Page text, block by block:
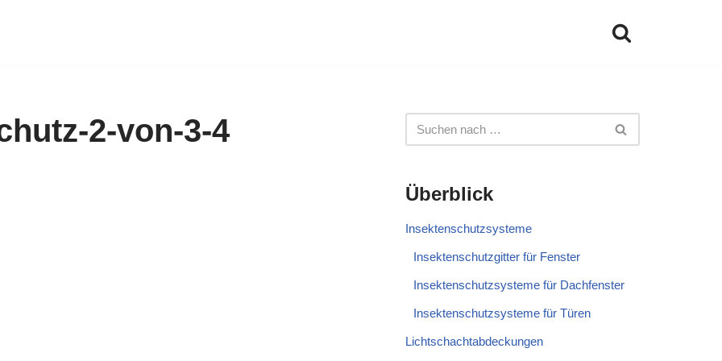
2-von-3-4
Überblick
Insektenschutzsysteme
Insektenschutzgitter für Fenster
Insektenschutzsysteme für Dachfenster
Insektenschutzsysteme für Türen
Lichtschachtabdeckungen